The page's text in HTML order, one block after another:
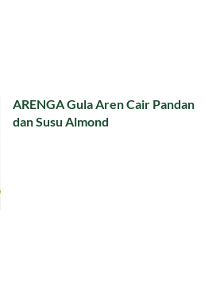
ARENGA Gula Aren Cair Pandan
dan Susu Almond